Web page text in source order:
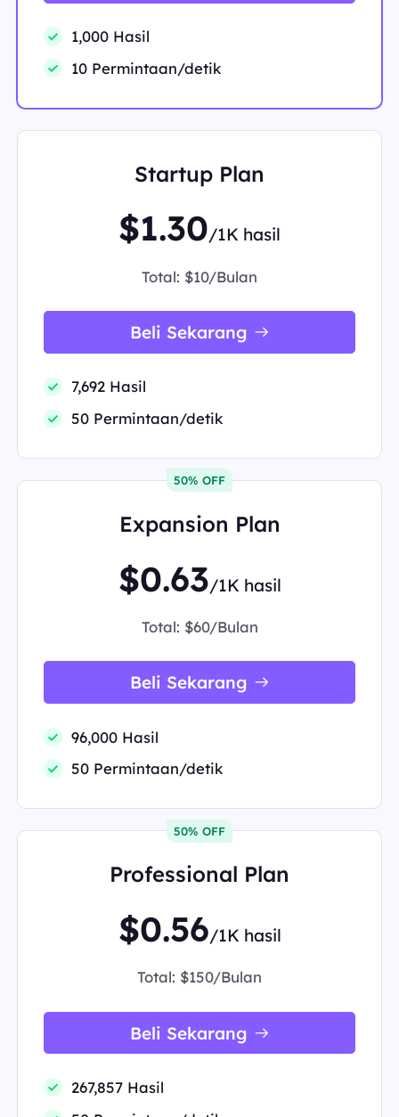
1,000 Hasil
10 Permintaan/detik
Startup Plan
$1.30/1K hasil
Total: $10/Bulan
Beli Sekarang
7,692 Hasil
50 Permintaan/detik
50% OFF
Expansion Plan
$0.63/1K hasil
Total: $60/Bulan
Beli Sekarang
96,000 Hasil
50 Permintaan/detik
50% OFF
Professional Plan
$0.56/1K hasil
Total: $150/Bulan
Beli Sekarang
267,857 Hasil